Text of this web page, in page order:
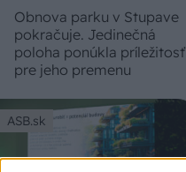
Obnova parku v Stupave
pokračuje. Jedinečná
poloha ponúkla príležitosť
pre jeho premenu
ASB.sk